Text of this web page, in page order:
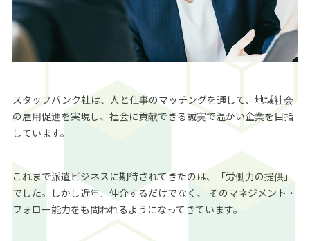
スタッフバンク社は、人と仕事のマッチングを通して、地域社会
の雇用促進を実現し、社会に貢献できる誠実で温かい企業を目指
しています。
これまで派遣ビジネスに期待されてきたのは、「労働力の提供」
でした。しかし近年、仲介するだけでなく、 そのマネジメント・
フォロー能力をも問われるようになってきています。